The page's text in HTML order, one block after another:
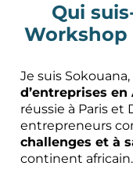
Qui
Workshop
Je suis Sokouana,
d’entreprises en
réussie à Paris et
entrepreneurs
challenges et à
continent africain.